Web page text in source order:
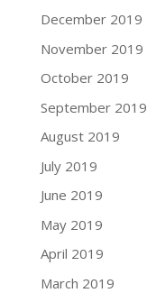
December 2019
November 2019
October 2019
September 2019
August 2019
July 2019
June 2019
May 2019
April 2019
March 2019